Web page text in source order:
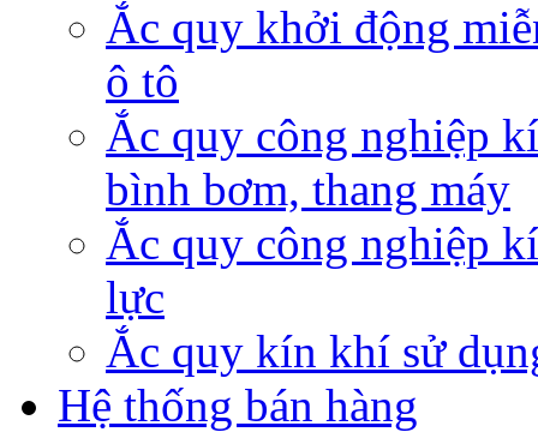
Ắc quy khởi động
ô tô
Ắc quy công nghiệp
bình bơm, thang máy
Ắc quy công nghiệp
lực
Ắc quy kín khí sử
Hệ thống bán hàng